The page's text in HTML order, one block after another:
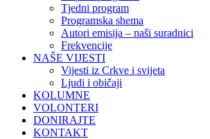
Tjedni program
Programska shema
Autori emisija – naši suradnici
Frekvencije
NAŠE VIJESTI
Vijesti iz Crkve i svijeta
Ljudi i običaji
KOLUMNE
VOLONTERI
DONIRAJTE
KONTAKT